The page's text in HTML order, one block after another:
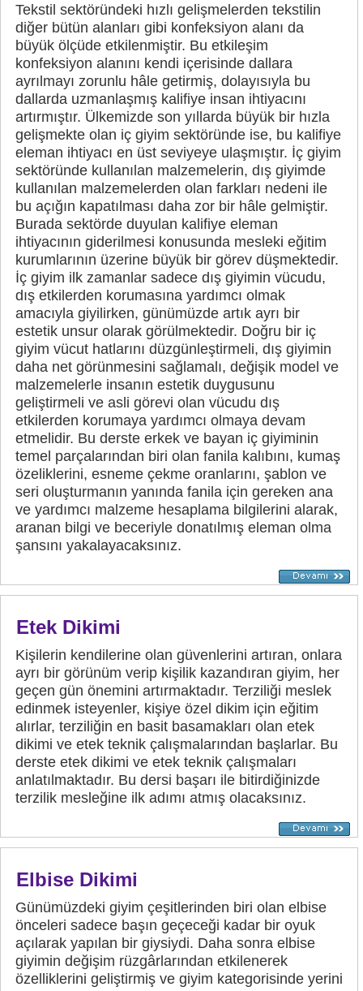
Tekstil sektöründeki hızlı gelişmelerden tekstilin
diğer bütün alanları gibi konfeksiyon alanı da
büyük ölçüde etkilenmiştir. Bu etkileşim
konfeksiyon alanını kendi içerisinde dallara
ayrılmayı zorunlu hâle getirmiş, dolayısıyla bu
dallarda uzmanlaşmış kalifiye insan ihtiyacını
artırmıştır. Ülkemizde son yıllarda büyük bir hızla
gelişmekte olan iç giyim sektöründe ise, bu kalifiye
eleman ihtiyacı en üst seviyeye ulaşmıştır. İç giyim
sektöründe kullanılan malzemelerin, dış giyimde
kullanılan malzemelerden olan farkları nedeni ile
bu açığın kapatılması daha zor bir hâle gelmiştir.
Burada sektörde duyulan kalifiye eleman
ihtiyacının giderilmesi konusunda mesleki eğitim
kurumlarının üzerine büyük bir görev düşmektedir.
İç giyim ilk zamanlar sadece dış giyimin vücudu,
dış etkilerden korumasına yardımcı olmak
amacıyla giyilirken, günümüzde artık ayrı bir
estetik unsur olarak görülmektedir. Doğru bir iç
giyim vücut hatlarını düzgünleştirmeli, dış giyimin
daha net görünmesini sağlamalı, değişik model ve
malzemelerle insanın estetik duygusunu
geliştirmeli ve asli görevi olan vücudu dış
etkilerden korumaya yardımcı olmaya devam
etmelidir. Bu derste erkek ve bayan iç giyiminin
temel parçalarından biri olan fanila kalıbını, kumaş
özeliklerini, esneme çekme oranlarını, şablon ve
seri oluşturmanın yanında fanila için gereken ana
ve yardımcı malzeme hesaplama bilgilerini alarak,
aranan bilgi ve beceriyle donatılmış eleman olma
şansını yakalayacaksınız.
Etek Dikimi
Kişilerin kendilerine olan güvenlerini artıran, onlara
ayrı bir görünüm verip kişilik kazandıran giyim, her
geçen gün önemini artırmaktadır. Terziliği meslek
edinmek isteyenler, kişiye özel dikim için eğitim
alırlar, terziliğin en basit basamakları olan etek
dikimi ve etek teknik çalışmalarından başlarlar. Bu
derste etek dikimi ve etek teknik çalışmaları
anlatılmaktadır. Bu dersi başarı ile bitirdiğinizde
terzilik mesleğine ilk adımı atmış olacaksınız.
Elbise Dikimi
Günümüzdeki giyim çeşitlerinden biri olan elbise
önceleri sadece başın geçeceği kadar bir oyuk
açılarak yapılan bir giysiydi. Daha sonra elbise
giyimin değişim rüzgârlarından etkilenerek
özelliklerini geliştirmiş ve giyim kategorisinde yerini